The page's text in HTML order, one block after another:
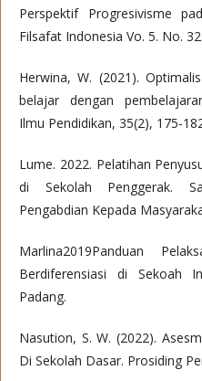
Perspektif Progresivisme
Filsafat Indonesia Vo. 5. No.
Herwina, W. (2021).
belajar dengan
Ilmu Pendidikan, 35(2), 175-
Lume. 2022. Pelatihan
di Sekolah Penggerak.
Pengabdian Kepada
Marlina2019Panduan
Berdiferensiasi di Sekoah
Padang.
Nasution, S. W. (2022).
Di Sekolah Dasar. Prosiding